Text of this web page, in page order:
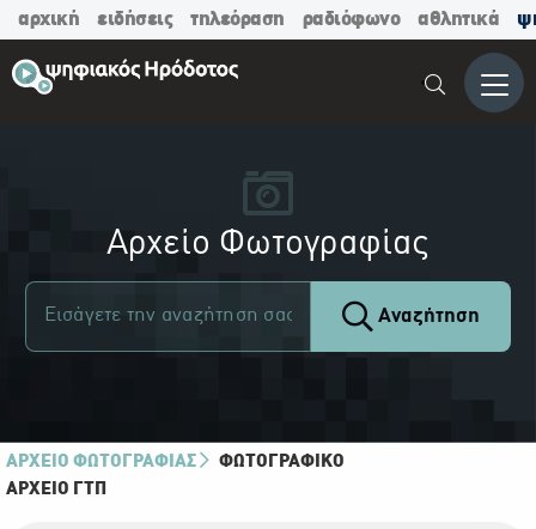
αρχική ειδήσεις τηλεόραση ραδιόφωνο αθλητικά
Μενού
Αρχείο Φωτογραφίας
Αναζήτηση
ΑΡΧΕΙΟ ΦΩΤΟΓΡΑΦΙΑΣ
ΦΩΤΟΓΡΑΦΙΚΌ
ΑΡΧΕΊΟ ΓΤΠ